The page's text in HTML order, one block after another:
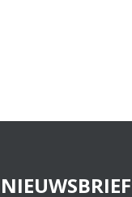
NIEUWSBRIEF